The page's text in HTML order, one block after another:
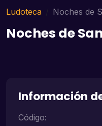
Ludoteca Noches de
Noches de
Información
Código: